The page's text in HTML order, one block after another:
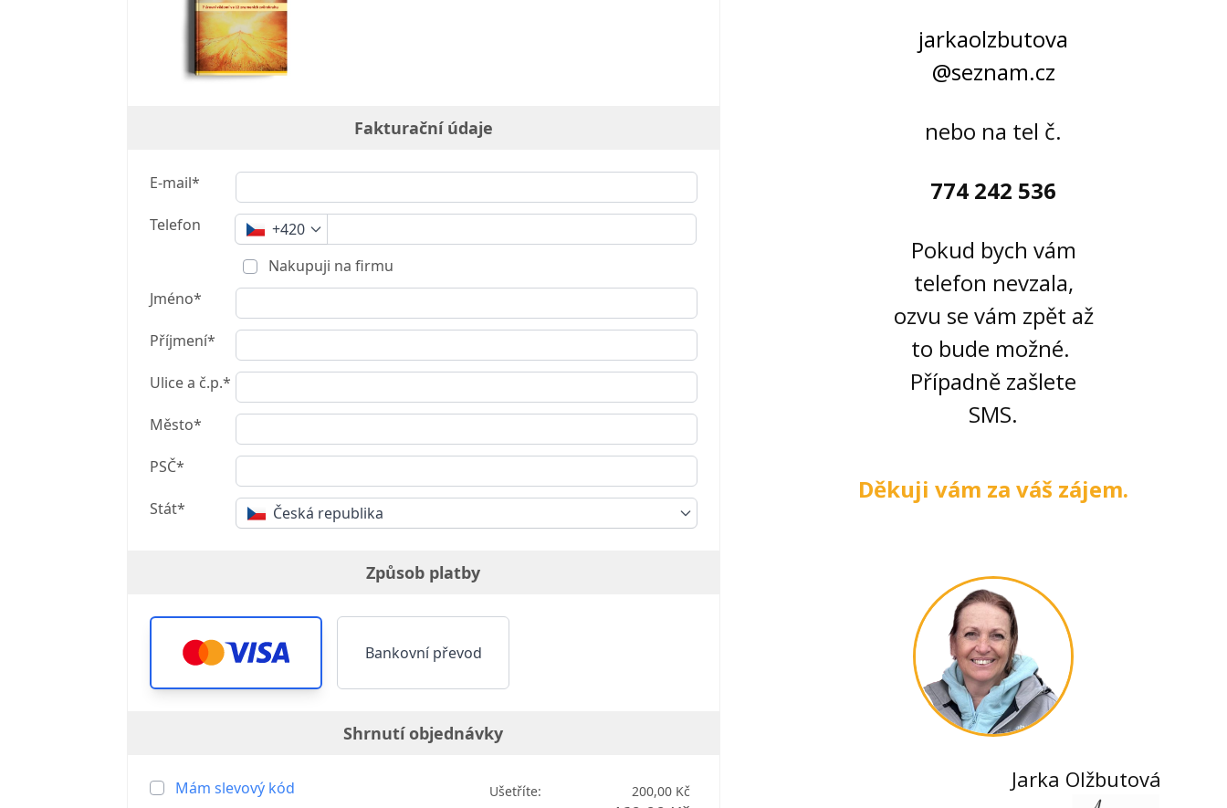
Fakturační údaje
E-mail*
Telefon
+420
Nakupuji na firmu
Jméno*
Příjmení*
Ulice a č.p.*
Město*
PSČ*
Stát* Česká republika
Způsob platby
Bankovní převod
Shrnutí objednávky
Mám slevový kód Ušetříte:
200,00 Kč
jarkaolzbutova
@seznam.cz
nebo na tel č.
774 242 536
Pokud bych vám
telefon nevzala,
ozvu se vám zpět až
to bude možné.
Případně zašlete
SMS.
Děkuji vám za váš zájem.
Jarka Olžbutová